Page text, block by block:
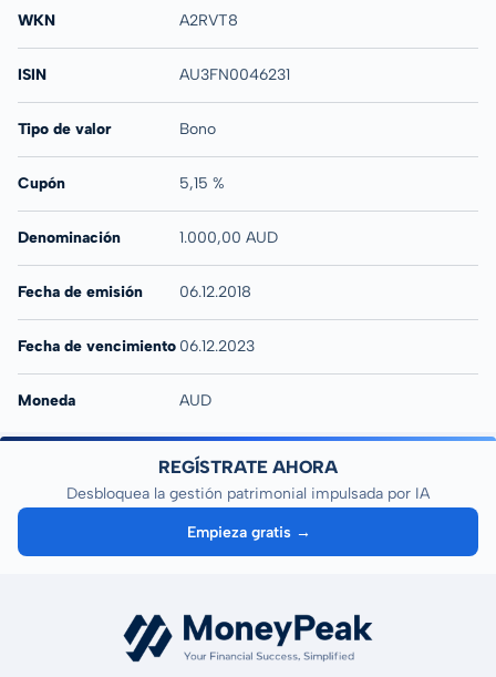
WKN A2RVT8
ISIN AU3FN0046231
Tipo de valor Bono
Cupón 5,15 %
Denominación 1.000,00 AUD
Fecha de emisión 06.12.2018
Fecha de vencimiento 06.12.2023
Moneda AUD
REGÍSTRATE AHORA
Desbloquea la gestión patrimonial impulsada por IA
Empieza gratis →